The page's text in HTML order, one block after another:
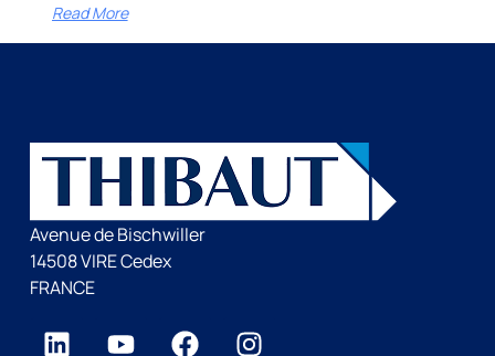
Read More
Avenue de Bischwiller
14508 VIRE Cedex
FRANCE